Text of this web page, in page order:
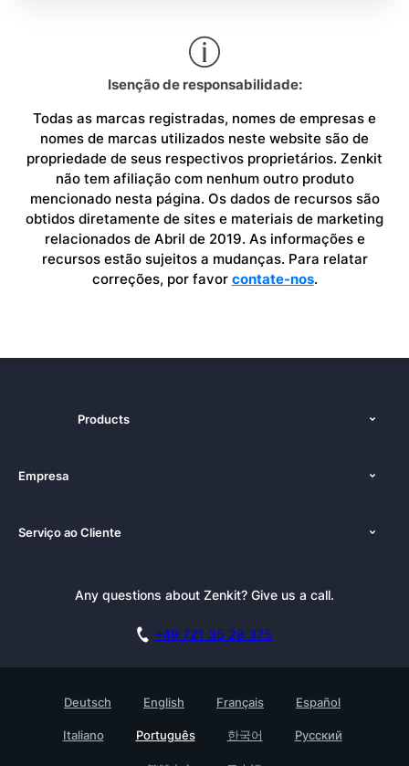
Isenção de responsabilidade:
Todas as marcas registradas, nomes de empresas e
nomes de marcas utilizados neste website são de
propriedade de seus respectivos proprietários. Zenkit
não tem afiliação com nenhum outro produto
mencionado nesta página. Os dados de recursos são
obtidos diretamente de sites e materiais de marketing
relacionados de Abril de 2019. As informações e
recursos estão sujeitos a mudanças. Para relatar
correções, por favor contate-nos.
Products
Alternativas
Documentação
Agende uma demonstração
Empresa
Imprensa
Academia
Empreedimento
Ache um companheiro
Serviço ao Cliente
Boletim Informativo
Contato
Any questions about Zenkit? Give us a call.
+49 721 35 28 375
Deutsch English Français Español
Italiano Português 한국어 Русский